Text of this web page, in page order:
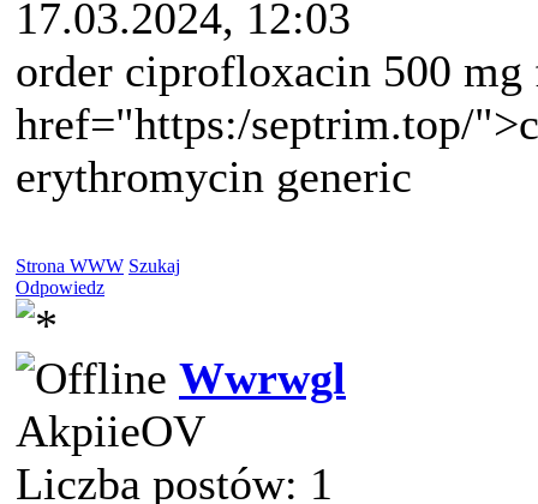
17.03.2024, 12:03
order ciprofloxacin 500 mg
href="https:/septrim.top/
erythromycin generic
Strona WWW Szukaj
Odpowiedz
Wwrwgl
AkpiieOV
Liczba postów: 1